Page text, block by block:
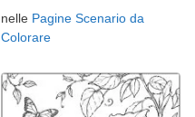
nelle Pagine Scenario da
Colorare